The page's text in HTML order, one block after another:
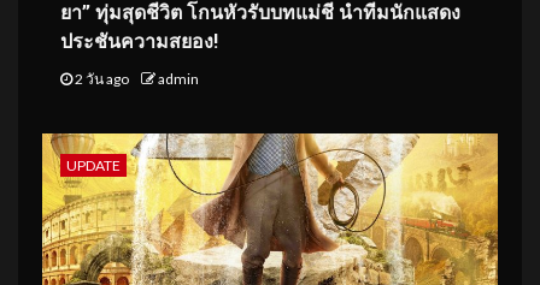
ยา” ทุ่มสุดชีวิต โกนหัวรับบทแม่ชี นำทีมนักแสดง
ประชันความสยอง!
2 วัน ago admin
UPDATE